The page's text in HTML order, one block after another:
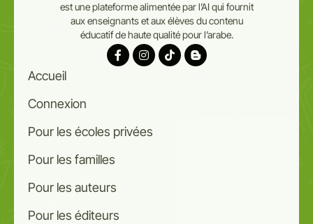
est une plateforme alimentée par l’AI qui fournit
aux enseignants et aux élèves du contenu
éducatif de haute qualité pour l’arabe.
Accueil
Connexion
Pour les écoles privées
Pour les familles
Pour les auteurs
Pour les éditeurs